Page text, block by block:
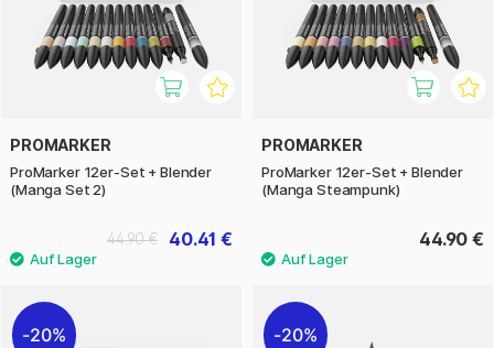
PROMARKER
ProMarker 12er-Set + Blender
(Manga Set 2)
40.41 €
44.90 €
PROMARKER
ProMarker 12er-Set + Blender
(Manga Steampunk)
44.90 €
20% 20%